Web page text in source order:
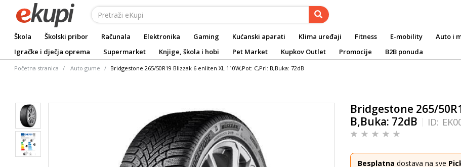
Škola Školski pribor Računala Elektronika Gaming Kućanski aparati Klima uređaji Fitness E-mobility Auto i
Igračke i dječja oprema
Supermarket Knjige, škola i hobi Pet Market Kupkov Outlet Promocije B2B ponuda
Početna stranica Auto gume Bridgestone 265/50R19 Blizzak 6 enliten XL 110W,Pot: C,Pri: B,Buka: 72dB
Bridgestone 265/
B,Buka: 72dB
ID:
Besplatna dostava na sve